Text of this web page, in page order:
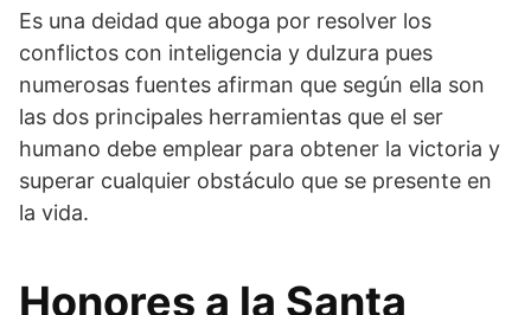
Es una deidad que aboga por resolver los
conflictos con inteligencia y dulzura pues
numerosas fuentes afirman que según ella son
las dos principales herramientas que el ser
humano debe emplear para obtener la victoria y
superar cualquier obstáculo que se presente en
la vida.
Honores a la Santa